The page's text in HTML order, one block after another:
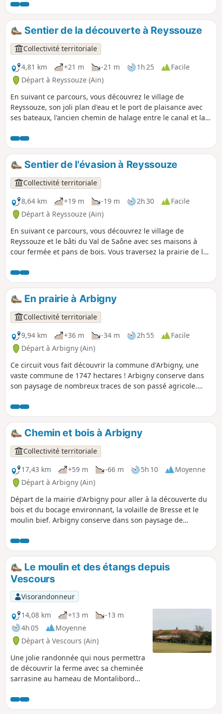
Sentier de la découverte à Reyssouze
Collectivité territoriale
4,81 km
+21 m -21 m 1h 25
Facile
Départ à Reyssouze (Ain)
En suivant ce parcours, vous découvrez le village de
Reyssouze, son joli plan d'eau et le port de plaisance avec
ses bateaux, l'ancien chemin de halage entre le canal et la
Sentier de l'évasion à Reyssouze
Collectivité territoriale
8,64 km
+19 m -19 m 2h 30
Facile
Départ à Reyssouze (Ain)
En suivant ce parcours, vous découvrez le village de
Reyssouze et le bâti du Val de Saône avec ses maisons à
cour fermée et pans de bois. Vous traversez la prairie de la
En prairie à Arbigny
Collectivité territoriale
9,94 km
+36 m -34 m 2h 55
Facile
Départ à Arbigny (Ain)
Ce circuit vous fait découvrir la commune d'Arbigny, une
vaste commune de 1747 hectares ! Arbigny conserve dans
son paysage de nombreux traces de son passé agricole.
en harmonie avec les bois et taillis, et situé à l'Ouest la
vaste prairie de Val de Saône, qui accueille, dès le
printemps, les troupes de bovins. L'habitat groupé en
hameaux est caractéristique de la Bresse (bâtiments
linéaires en pisé avec toitures en tuiles creuses qui
encadrent une cour).
Chemin et bois à Arbigny
Collectivité territoriale
17,43 km
+59 m -66 m 5h 10
Moyenne
Départ à Arbigny (Ain)
Départ de la mairie d'Arbigny pour aller à la découverte du
bois et du bocage environnant, la volaille de Bresse et le
moulin bief. Arbigny conserve dans son paysage de
les champs cultivés, qui sont en harmonie avec les bois et
taillis. À voir également le bâti bressan, la polyculture-
élevage et la volaille de Bresse.
Le moulin et des étangs depuis
Vescours
Visorandonneur
14,08 km
+13 m
-13 m
4h 05
Moyenne
Départ à Vescours (Ain)
Une jolie randonnée qui nous permettra
de découvrir la ferme avec sa cheminée
sarrasine au hameau de Montalibord
crocher 1 km aller/retour. Sur le
parcours, d'autres étangs et une